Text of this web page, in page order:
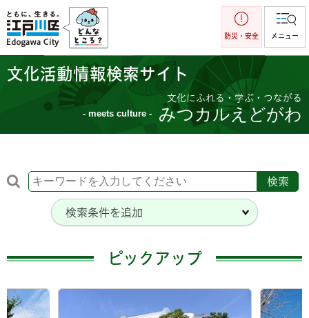
江戸川区
防災・安全 メニュー
文化活動情報検索サイト
文化にふれる・学ぶ・つながる
- meets culture - みつカルえどがわ
検索条件を追加
ピックアップ